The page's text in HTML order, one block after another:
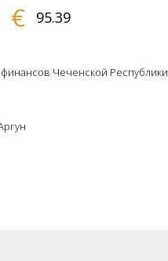
€ 95.39
Чеченской Республики